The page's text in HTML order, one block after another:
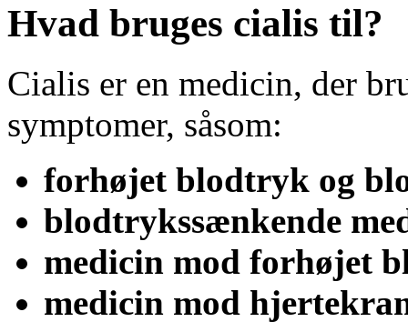
Hvad bruges cialis til?
Cialis er en medicin, der
symptomer, såsom:
forhøjet blodtryk og
blodtrykssænkende
medicin mod forhøjet
medicin mod